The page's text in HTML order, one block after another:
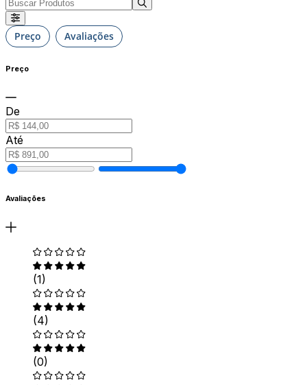
Preço Avaliações
Preço
De
Até
Avaliações
(1)
(4)
(0)